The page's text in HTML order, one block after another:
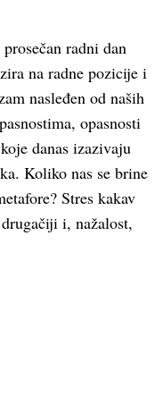
radni dan
na radne pozicije i
nasleđen od naših
opasnosti
danas izazivaju
Koliko nas se brine
Stres kakav
i, nažalost,